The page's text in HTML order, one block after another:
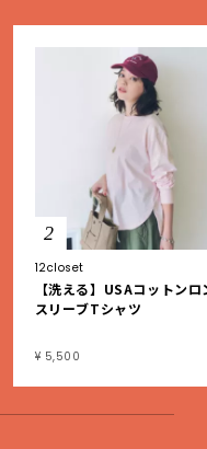
2
12closet
【洗える】USAコットンロ
スリーブTシャツ
¥ 5,500